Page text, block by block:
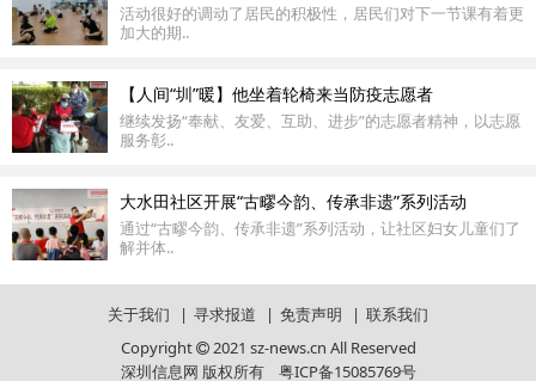
活动很好的调动了居民的积极性，居民们对下一节课有着更
加大的期..
【人间“圳”暖】他坐着轮椅来当防疫志愿者
继续发扬“奉献、友爱、互助、进步”的志愿者精神，以志愿
服务彰..
大水田社区开展“古疁今韵、传承非遗”系列活动
通过“古疁今韵、传承非遗”系列活动，让社区妇女儿童们了
解并体..
关于我们 | 寻求报道 | 免责声明 | 联系我们
Copyright
2021 sz-news.cn All Reserved
深圳信息网 版权所有 粤ICP备15085769号